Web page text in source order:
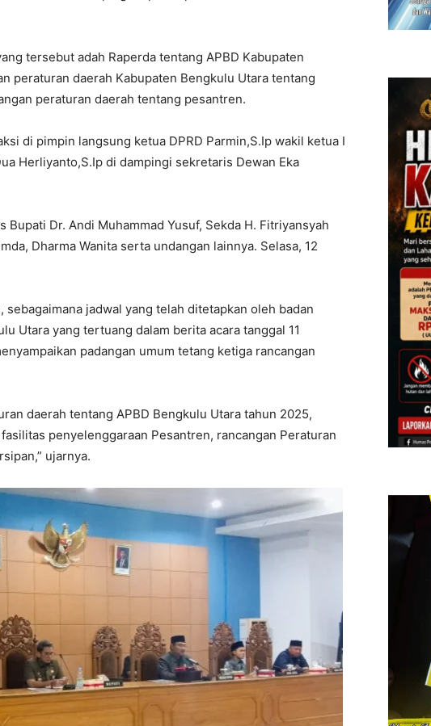
tersebut adah Raperda tentang APBD Kabupaten
peraturan daerah Kabupaten Bengkulu Utara tentang
peraturan daerah tentang pesantren.
di pimpin langsung ketua DPRD Parmin,S.Ip wakil ketua I
Herliyanto,S.Ip di dampingi sekretaris Dewan Eka
Bupati Dr. Andi Muhammad Yusuf, Sekda H. Fitriyansyah
Dharma Wanita serta undangan lainnya. Selasa, 12
sebagaimana jadwal yang telah ditetapkan oleh badan
Utara yang tertuang dalam berita acara tanggal 11
padangan umum tetang ketiga rancangan
daerah tentang APBD Bengkulu Utara tahun 2025,
penyelenggaraan Pesantren, rancangan Peraturan
ujarnya.